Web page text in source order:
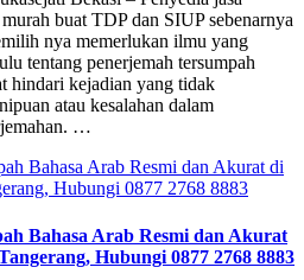
buat TDP dan SIUP sebenarnya
nya memerlukan ilmu yang
tentang penerjemah tersumpah
hindari kejadian yang tidak
atau kesalahan dalam
…
Bahasa Arab Resmi dan Akurat
Hubungi 0877 2768 8883